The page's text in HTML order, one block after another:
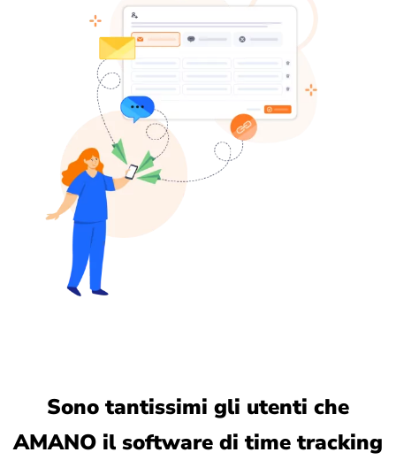
Sono tantissimi gli utenti che
AMANO il software di time tracking